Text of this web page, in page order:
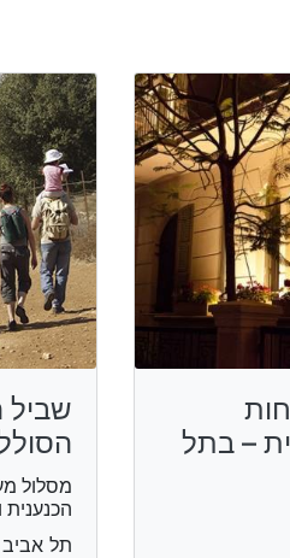
– בתל
שביל
מסלול
הכנענית
תל אביב